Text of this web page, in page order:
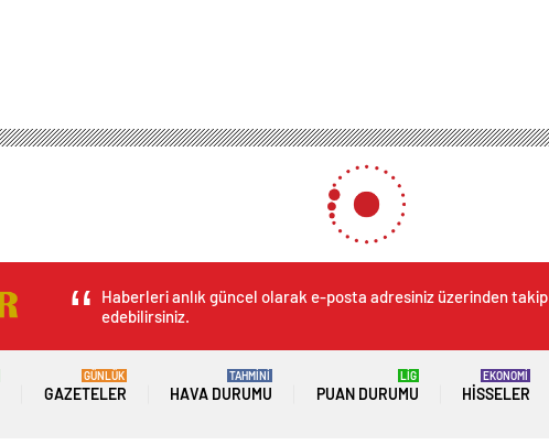
Haberleri anlık güncel olarak e-posta adresiniz üzerinden takip
edebilirsiniz.
GAZETELER
GÜNLÜK
HAVA DURUMU
TAHMİNİ
PUAN DURUMU
LİG
HISSELER
EKONOMİ